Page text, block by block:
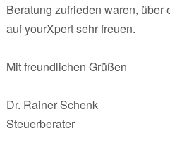
Beratung zufrieden waren, über
auf yourXpert sehr freuen.
Mit freundlichen Grüßen
Dr. Rainer Schenk
Steuerberater